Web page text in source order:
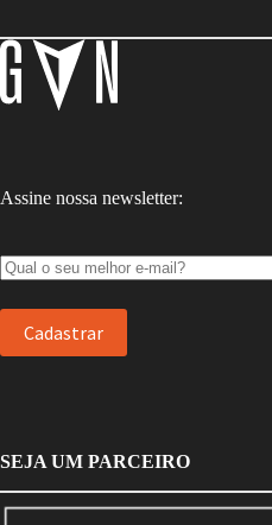
Assine nossa newsletter:
SEJA UM PARCEIRO